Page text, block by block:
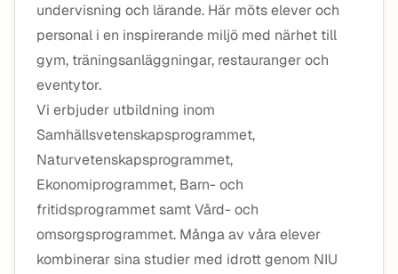
undervisning och lärande. Här möts elever och
personal i en inspirerande miljö med närhet till
gym, träningsanläggningar, restauranger och
eventytor.
Vi erbjuder utbildning inom
Samhällsvetenskapsprogrammet,
Naturvetenskapsprogrammet,
Ekonomiprogrammet, Barn- och
fritidsprogrammet samt Vård- och
omsorgsprogrammet. Många av våra elever
kombinerar sina studier med idrott genom NIU